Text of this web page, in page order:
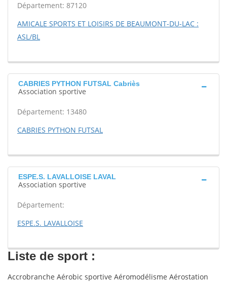
Département: 87120
AMICALE SPORTS ET LOISIRS DE BEAUMONT-DU-LAC :
ASL/BL
CABRIES PYTHON FUTSAL Cabriès
Association sportive
Département: 13480
CABRIES PYTHON FUTSAL
ESPE.S. LAVALLOISE LAVAL
Association sportive
Département:
ESPE.S. LAVALLOISE
Liste de sport :
Accrobranche Aérobic sportive Aéromodélisme Aérostation